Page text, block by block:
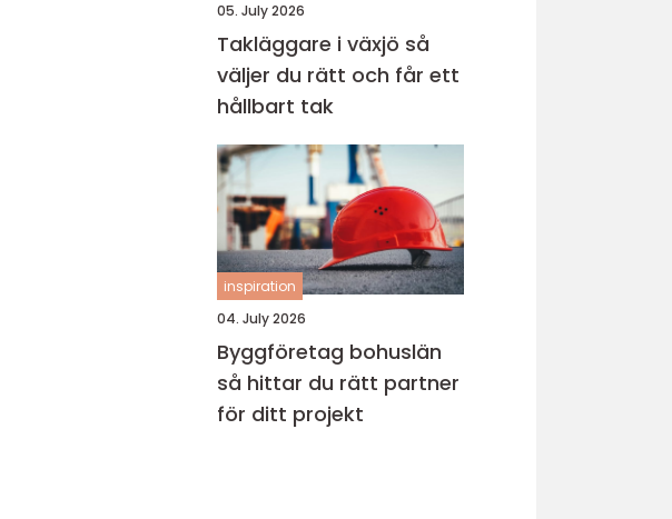
05. July 2026
Takläggare i växjö så
väljer du rätt och får ett
hållbart tak
inspiration
04. July 2026
Byggföretag bohuslän
så hittar du rätt partner
för ditt projekt